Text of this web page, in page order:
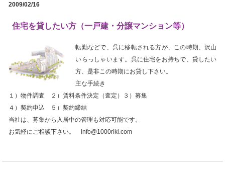
2009/02/16
住宅を貸したい方（一戸建・分譲マンション等）
転勤などで、呉に移転される方が、この時期、沢山
いらっしゃいます。呉に住宅をお持ちで、貸したい
方、是非この時期にお貸し下さい。
主な手続き
１）物件調査 ２）賃料条件決定（査定）３）募集
４）契約申込 ５）契約締結
当社は、募集から入居中の管理も対応可能です。
お気軽にご相談下さい。 info@1000riki.com